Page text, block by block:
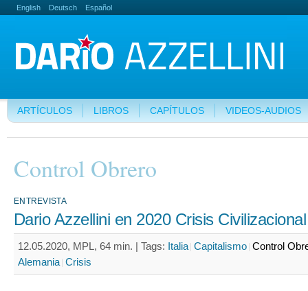
English Deutsch Español
ARTÍCULOS LIBROS CAPÍTULOS VIDEOS-AUDIOS
Control Obrero
ENTREVISTA
Dario Azzellini en 2020 Crisis Civilizacional
12.05.2020, MPL, 64 min. | Tags: Italia Capitalismo Control
Alemania Crisis